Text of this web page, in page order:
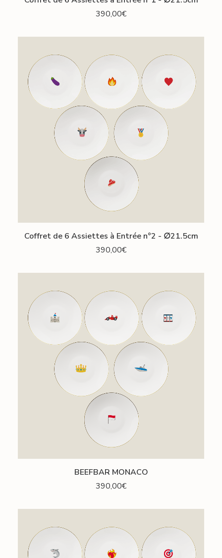
390,00€
AJOUTER AU PANIER
Coffret de 6 Assiettes à Entrée n°2 - ∅21.5cm
390,00€
AJOUTER AU PANIER
BEEFBAR MONACO
390,00€